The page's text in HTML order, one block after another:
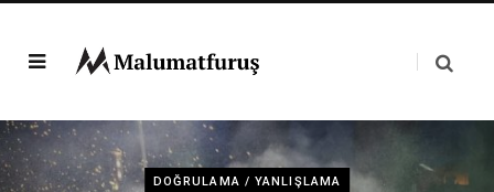
DOĞRULAMA / YANLIŞLAMA